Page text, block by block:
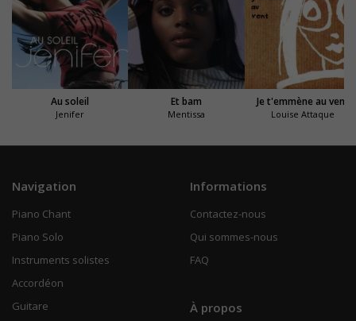
Au soleil
Jenifer
Et bam
Mentissa
Je t'emmène au vent
Louise Attaque
Navigation
Piano Chant
Piano Solo
Instruments solistes
Accordéon
Guitare
Informations
Contactez-nous
Qui sommes-nous
FAQ
À propos